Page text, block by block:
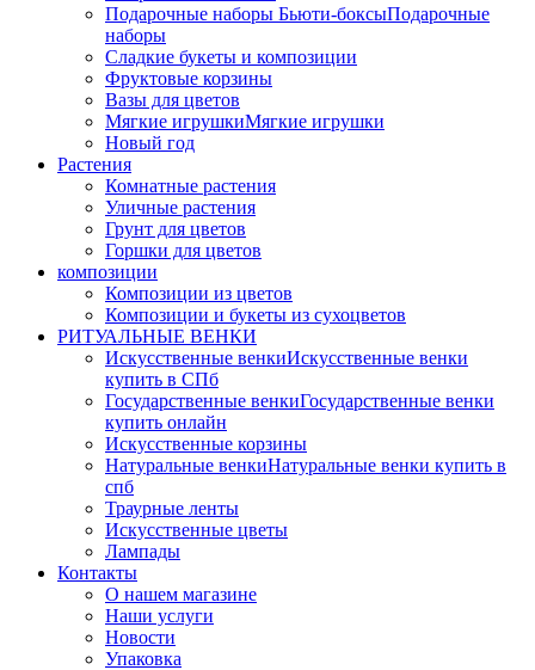
Подарочные наборы Бьюти-боксыПодарочные
наборы
Сладкие букеты и композиции
Фруктовые корзины
Вазы для цветов
Мягкие игрушкиМягкие игрушки
Новый год
Растения
Комнатные растения
Уличные растения
Грунт для цветов
Горшки для цветов
композиции
Композиции из цветов
Композиции и букеты из сухоцветов
РИТУАЛЬНЫЕ ВЕНКИ
Искусственные венкиИскусственные венки
купить в СПб
Государственные венкиГосударственные венки
купить онлайн
Искусственные корзины
Натуральные венкиНатуральные венки купить в
спб
Траурные ленты
Искусственные цветы
Лампады
Контакты
О нашем магазине
Наши услуги
Новости
Упаковка